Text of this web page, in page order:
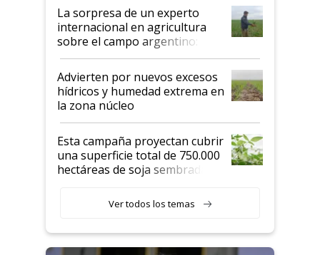
La sorpresa de un experto
internacional en agricultura
sobre el campo argentino:
"Estoy muy impresionado"
Advierten por nuevos excesos
hídricos y humedad extrema en
la zona núcleo
Esta campaña proyectan cubrir
una superficie total de 750.000
hectáreas de soja sembradas
variedades que marcan un
salto tecnológico en genética y
Ver todos los temas